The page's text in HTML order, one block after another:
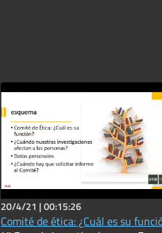
20/4/21 |00:15:26
Comité de ética: ¿Cuál es su